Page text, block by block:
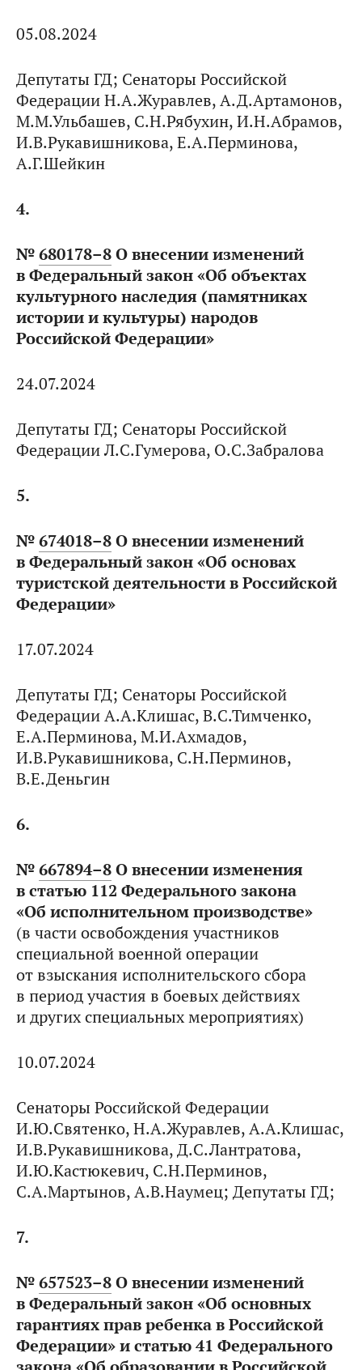
05.08.2024
Депутаты ГД; Сенаторы Российской
Федерации Н.А.Журавлев, А.Д.Артамонов,
М.М.Ульбашев, С.Н.Рябухин, И.Н.Абрамов,
И.В.Рукавишникова, Е.А.Перминова,
А.Г.Шейкин
4.
№680178–8О внесении изменений
в Федеральный закон «Об объектах
культурного наследия (памятниках
истории и культуры) народов
Российской Федерации»
24.07.2024
Депутаты ГД; Сенаторы Российской
Федерации Л.С.Гумерова, О.С.Забралова
5.
№674018–8О внесении изменений
в Федеральный закон «Об основах
туристской деятельности в Российской
Федерации»
17.07.2024
Депутаты ГД; Сенаторы Российской
Федерации А.А.Клишас, В.С.Тимченко,
Е.А.Перминова, М.И.Ахмадов,
И.В.Рукавишникова, С.Н.Перминов,
В.Е.Деньгин
6.
№667894–8О внесении изменения
в статью 112 Федерального закона
«Об исполнительном производстве»
(в части освобождения участников
специальной военной операции
от взыскания исполнительского сбора
в период участия в боевых действиях
и других специальных мероприятиях)
10.07.2024
Сенаторы Российской Федерации
И.Ю.Святенко, Н.А.Журавлев, А.А.Клишас,
И.В.Рукавишникова, Д.С.Лантратова,
И.Ю.Кастюкевич, С.Н.Перминов,
С.А.Мартынов, А.В.Наумец; Депутаты ГД;
7.
№657523–8О внесении изменений
в Федеральный закон «Об основных
гарантиях прав ребенка в Российской
Федерации» и статью 41 Федерального